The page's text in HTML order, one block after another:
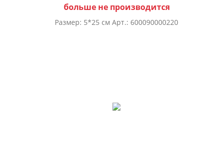
больше не производится
Размер: 5*25 см Арт.: 600090000220